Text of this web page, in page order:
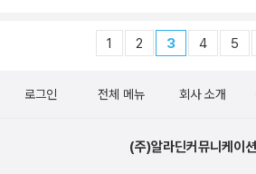
1 2 3 4 5
로그인 전체 메뉴 회사 소개
(주)알라딘커뮤니케이션